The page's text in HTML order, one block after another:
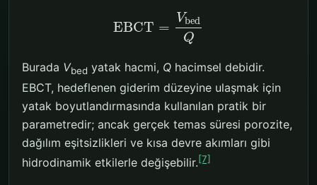
EBCT =
Vbed
Q
Burada Vbed yatak hacmi, Q hacimsel debidir.
EBCT, hedeflenen giderim düzeyine ulaşmak için
yatak boyutlandırmasında kullanılan pratik bir
parametredir; ancak gerçek temas süresi porozite,
dağılım eşitsizlikleri ve kısa devre akımları gibi
hidrodinamik etkilerle değişebilir.[7]